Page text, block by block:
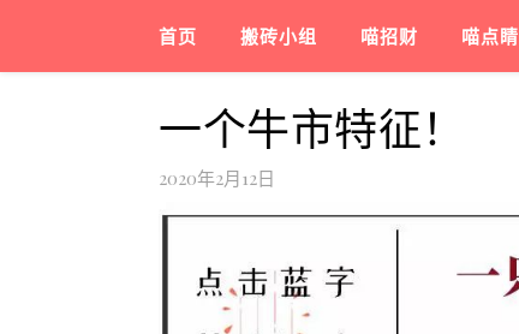
首页 搬砖小组 喵招财 喵点睛
一个牛市特征！
2020年2月12日